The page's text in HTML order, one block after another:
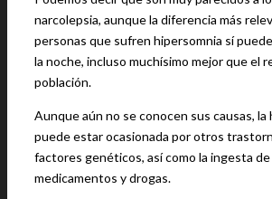
narcolepsia, aunque la diferencia más
personas que sufren hipersomnia sí
la noche, incluso muchísimo mejor que el
población.
Aunque aún no se conocen sus causas, la
puede estar ocasionada por otros
factores genéticos, así como la ingesta
medicamentos y drogas.